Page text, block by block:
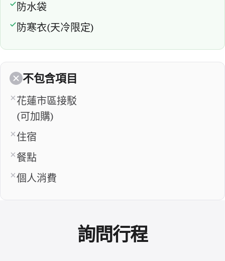
防水袋
防寒衣(天冷限定)
不包含項目
花蓮市區接駁
(可加購)
住宿
餐點
個人消費
詢問行程